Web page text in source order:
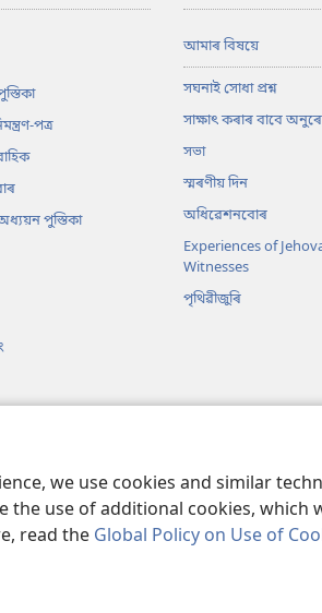
we use cookies and similar
the use of additional cookies,
read the Global Policy on Use of
পত্ৰ
পুস্তিকা
বাইবেল পঢ়া
আমাৰ বিষয়ে
সঘনাই সোধা প্ৰশ্ন
সাক্ষাৎ কৰাৰ বাবে
সভা
স্মৰণীয় দিন
অধিৱেশনবোৰ
Experiences of
Witnesses
পৃথিৱীজুৰি
Tower Bible and Tract Society of Pennsylvania.